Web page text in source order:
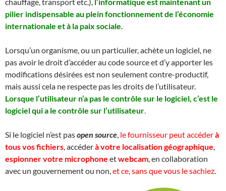
pilier indispensable au plein fonctionnement de l’économie
internationale et à la paix sociale.
Lorsqu’un organisme, ou un particulier, achète un logiciel, ne
pas avoir le droit d’accéder au code source et d’y apporter les
modifications désirées est non seulement contre-productif,
mais aussi cela ne respecte pas les droits de l’utilisateur.
Lorsque l’utilisateur n’a pas le contrôle sur le logiciel, c’est le
logiciel qui a le contrôle sur l’utilisateur.
Si le logiciel n’est pasopen source, le fournisseur peut accéderà
tous vos fichiers, accéderà votre localisation géographique,
espionner votre microphone etwebcam, en collaboration
avec un gouvernement ou non,et ce, sans que vous le sachiez.